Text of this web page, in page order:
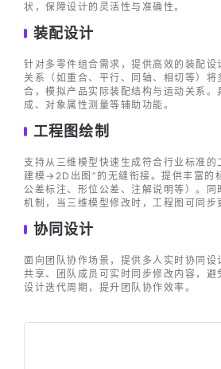
状，保障设计的灵活性与准确性。
装配设计
针对多零件组合需求，提供高效的装配设
关系（如重合、平行、同轴、相切等）将
合，模拟产品实际装配结构与运动关系。
成、对象属性测量等辅助功能。
工程图绘制
支持从三维模型快速生成符合行业标准
建模→2D出图”的无缝衔接。提供丰富的
公差标注、形位公差、注解说明等）。
机制，当三维模型修改时，工程图可同步
协同设计
面向团队协作场景，提供多人实时协同设
共享、团队成员可实时同步修改内容，避
设计迭代周期，提升团队协作效率。